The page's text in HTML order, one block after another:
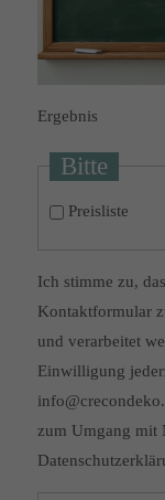
Ergebnis
Bitte
Preisliste
Ich stimme zu,
Kontaktformular
und verarbeitet
Einwilligung
zum Umgang mit